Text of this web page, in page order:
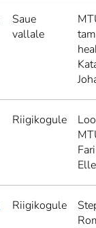
Saue
vallale
Riigikogule
Riigikogule